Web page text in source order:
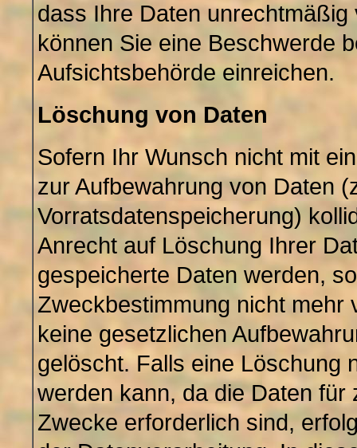
dass Ihre Daten
können Sie eine Beschwerde
Aufsichtsbehörde einreichen.
Löschung von Daten
Sofern Ihr Wunsch nicht mit
zur Aufbewahrung von Daten
Vorratsdatenspeicherung)
Anrecht auf Löschung Ihrer
gespeicherte Daten werden,
Zweckbestimmung nicht mehr
keine gesetzlichen
gelöscht. Falls eine Löschung
werden kann, da die Daten für
Zwecke erforderlich sind,